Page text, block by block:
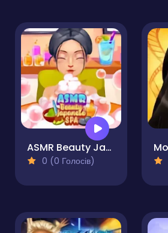
ASMR Beauty Japanese Spa
0 (0 Голосів)